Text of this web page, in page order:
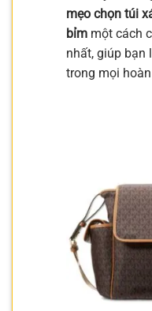
mẹo chọn túi
bỉm một cách
nhất, giúp bạn
trong mọi